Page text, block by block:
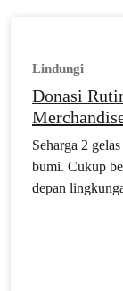
Lindungi
Donasi
Seharga 2
bumi. Cukup
depan